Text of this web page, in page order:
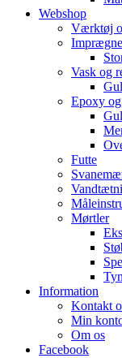
Webshop
Værktøj
Vask og
Epoxy
Futte
Mørtler
Information
Kontakt
Min
Om os
Facebook